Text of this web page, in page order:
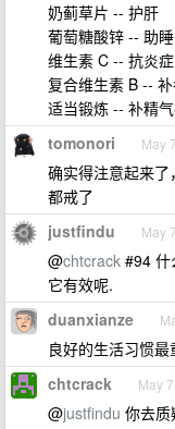
奶蓟草片 -- 护肝
葡萄糖酸锌 -- 助
维生素 C -- 抗炎症
复合维生素 B --
适当锻炼 -- 补精
tomonori May
确实得注意起来
都戒了
justfindu May
@chtcrack #94 什
它有效呢.
duanxianze
良好的生活习惯最
chtcrack May
@justfindu 你去质